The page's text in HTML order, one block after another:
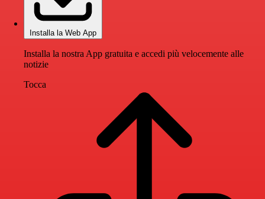
Installa la Web App
Installa la nostra App gratuita e accedi più velocemente alle
notizie
Tocca